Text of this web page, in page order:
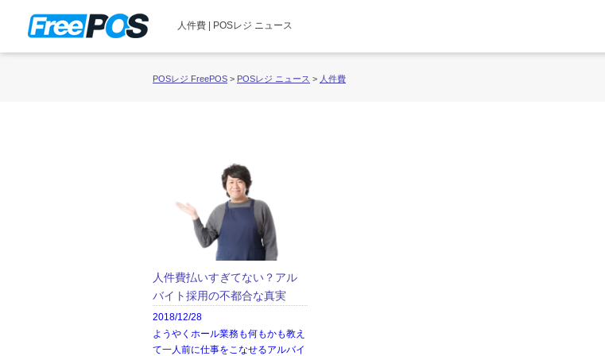
人件費 | POSレジ ニュース
POSレジ FreePOS > POSレジ ニュース > 人件費
人件費払いすぎてない？アル
バイト採用の不都合な真実
2018/12/28
ようやくホール業務も何もかも教え
て一人前に仕事をこなせるアルバイ